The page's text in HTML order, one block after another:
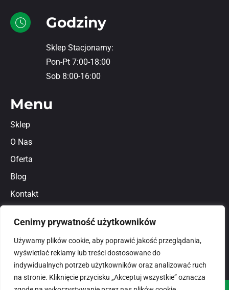
Cenimy prywatność użytkowników
Używamy plików cookie, aby poprawić jakość przeglądania,
wyświetlać reklamy lub treści dostosowane do
indywidualnych potrzeb użytkowników oraz analizować ruch
na stronie. Kliknięcie przycisku „Akceptuj wszystkie” oznacza
Godziny
Sklep Stacjonarny:
Pon-Pt 7:00-18:00
Sob 8:00-16:00
Menu
Sklep
O Nas
Oferta
Blog
Kontakt
Polityka prywatności